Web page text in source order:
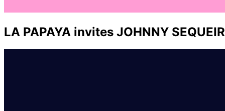
LA PAPAYA invites JOHNNY